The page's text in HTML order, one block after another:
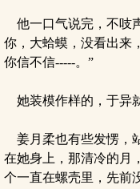
他一口气说完，不吱
你，大蛤蟆，没看出来
你信不信-----。”
她装模作样的，于异
姜月柔也有些发愣，
在她身上，那清冷的月
个一直在螺壳里，先前